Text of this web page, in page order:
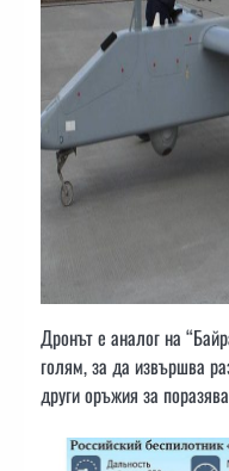
Дронът е аналог на
голям, за да извършва
други оръжия за